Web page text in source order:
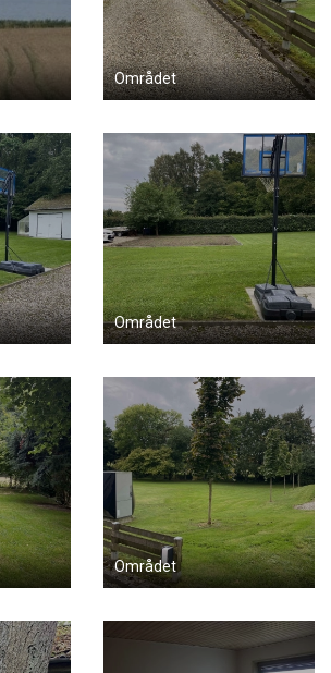
Området
Området
Området